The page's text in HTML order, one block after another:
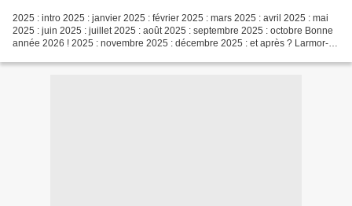
2025 : intro 2025 : janvier 2025 : février 2025 : mars 2025 : avril 2025 : mai
2025 : juin 2025 : juillet 2025 : août 2025 : septembre 2025 : octobre Bonne
année 2026 ! 2025 : novembre 2025 : décembre 2025 : et après ? Larmor-